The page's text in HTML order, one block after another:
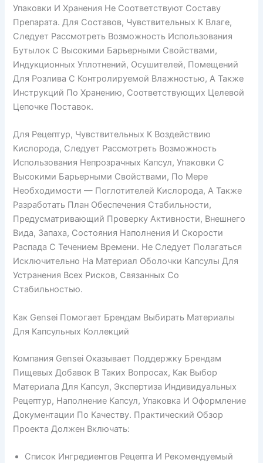
Упаковки И Хранения Не Соответствуют Составу
Препарата. Для Составов, Чувствительных К Влаге,
Следует Рассмотреть Возможность Использования
Бутылок С Высокими Барьерными Свойствами,
Индукционных Уплотнений, Осушителей, Помещений
Для Розлива С Контролируемой Влажностью, А Также
Инструкций По Хранению, Соответствующих Целевой
Цепочке Поставок.
Для Рецептур, Чувствительных К Воздействию
Кислорода, Следует Рассмотреть Возможность
Использования Непрозрачных Капсул, Упаковки С
Высокими Барьерными Свойствами, По Мере
Необходимости — Поглотителей Кислорода, А Также
Разработать План Обеспечения Стабильности,
Предусматривающий Проверку Активности, Внешнего
Вида, Запаха, Состояния Наполнения И Скорости
Распада С Течением Времени. Не Следует Полагаться
Исключительно На Материал Оболочки Капсулы Для
Устранения Всех Рисков, Связанных Со
Стабильностью.
Как Gensei Помогает Брендам Выбирать Материалы
Для Капсульных Коллекций
Компания Gensei Оказывает Поддержку Брендам
Пищевых Добавок В Таких Вопросах, Как Выбор
Материала Для Капсул, Экспертиза Индивидуальных
Рецептур, Наполнение Капсул, Упаковка И Оформление
Документации По Качеству. Практический Обзор
Проекта Должен Включать:
Список Ингредиентов Рецепта И Рекомендуемый